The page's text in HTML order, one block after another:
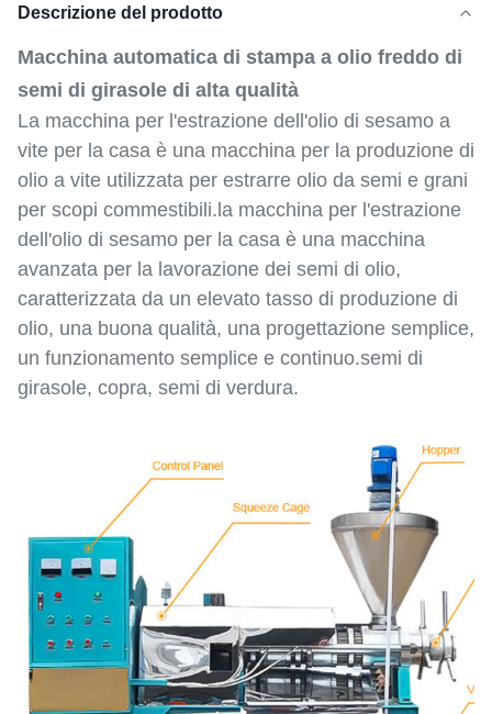
Descrizione del prodotto
Macchina automatica di stampa a olio freddo di
semi di girasole di alta qualità
La macchina per l'estrazione dell'olio di sesamo a
vite per la casa è una macchina per la produzione di
olio a vite utilizzata per estrarre olio da semi e grani
per scopi commestibili.la macchina per l'estrazione
dell'olio di sesamo per la casa è una macchina
avanzata per la lavorazione dei semi di olio,
caratterizzata da un elevato tasso di produzione di
olio, una buona qualità, una progettazione semplice,
un funzionamento semplice e continuo.semi di
girasole, copra, semi di verdura.